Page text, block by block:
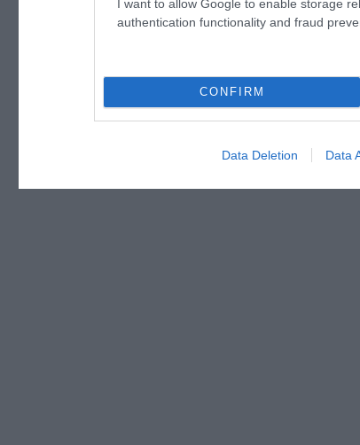
I want to allow Google to enable storage
authentication functionality and fraud
CONFIRM
Data Deletion Data